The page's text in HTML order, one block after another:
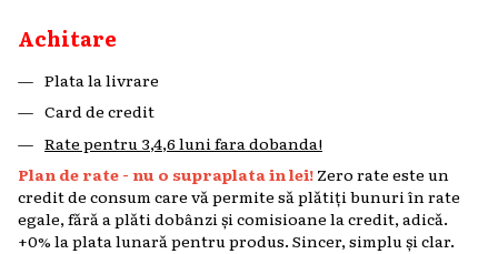
Achitare
Plata la livrare
Card de credit
Rate pentru 3,4,6 luni fara dobanda!
Plan de rate - nu o supraplata in lei! Zero rate este un
credit de consum care vă permite să plătiți bunuri în rate
egale, fără a plăti dobânzi și comisioane la credit, adică.
+0% la plata lunară pentru produs. Sincer, simplu și clar.